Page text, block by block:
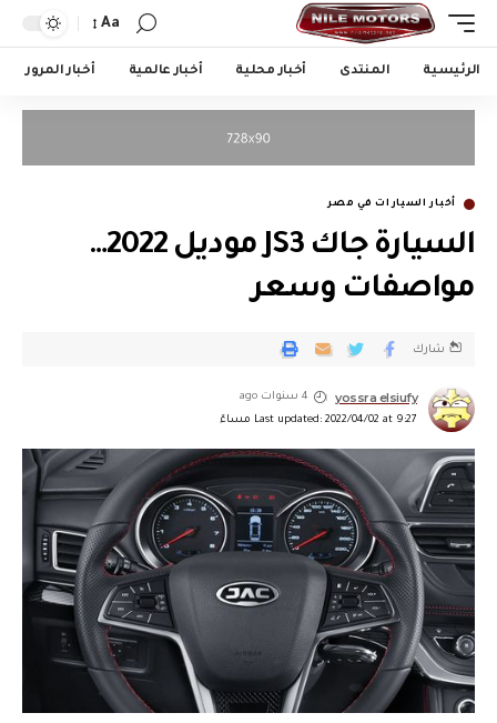
Aa
الرئيسية المنتدى أخبار محلية أخبار عالمية أخبار المرور
أخبار السيارات في مصر
السيارة جاك JS3 موديل 2022…
مواصفات وسعر
Last updated: 2022/04/02 at 9:27 مساءً
yossra elsiufy 4 سنوات ago
شارك